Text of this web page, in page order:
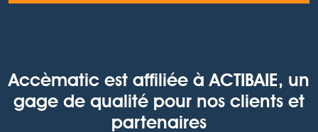
Accèmatic est affiliée à ACTIBAIE, un
gage de qualité pour nos clients et
partenaires